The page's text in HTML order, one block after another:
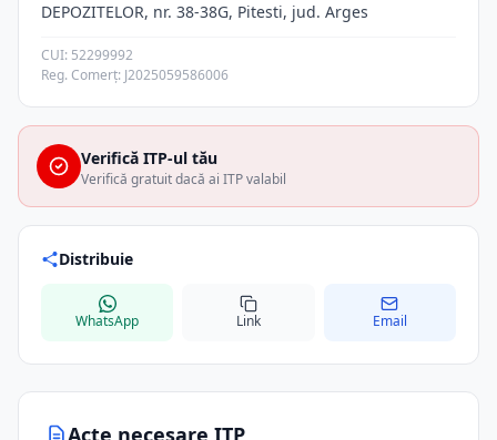
Acte necesare ITP
DEPOZITELOR, nr. 38-38G, Pitesti, jud. Arges
CUI: 52299992
Reg. Comerț: J2025059586006
Verifică ITP-ul tău
Verifică gratuit dacă ai ITP valabil
Distribuie
WhatsApp Link Email